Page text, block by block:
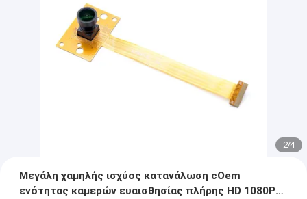
2/4
Μεγάλη χαμηλής ισχύος κατανάλωση cOem
ενότητας καμερών ευαισθησίας πλήρης HD 1080P